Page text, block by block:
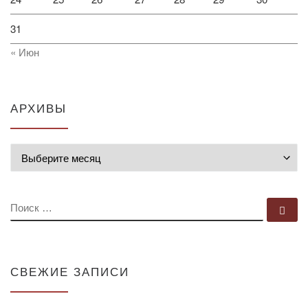
31
« Июн
АРХИВЫ
ПОИСК
СВЕЖИЕ ЗАПИСИ